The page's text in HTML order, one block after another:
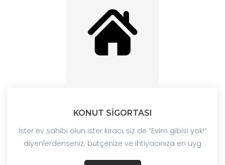
KONUT SİGORTASI
İster ev sahibi olun ister kiracı, siz de “Evim gibisi yok!”
diyenlerdenseniz; bütçenize ve ihtiyacınıza en uyg